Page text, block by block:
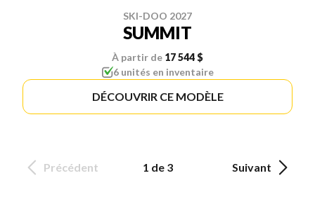
SKI-DOO 2027
SUMMIT
À partir de 17 544 $
6 unités en inventaire
DÉCOUVRIR CE MODÈLE
Précédent 1 de 3 Suivant